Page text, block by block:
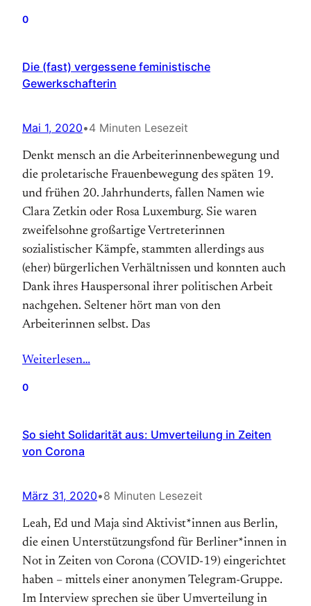
0
Die (fast) vergessene feministische
Gewerkschafterin
Mai 1, 2020•4 Minuten Lesezeit
Denkt mensch an die Arbeiterinnenbewegung und
die proletarische Frauenbewegung des späten 19.
und frühen 20. Jahrhunderts, fallen Namen wie
Clara Zetkin oder Rosa Luxemburg. Sie waren
zweifelsohne großartige Vertreterinnen
sozialistischer Kämpfe, stammten allerdings aus
(eher) bürgerlichen Verhältnissen und konnten auch
Dank ihres Hauspersonal ihrer politischen Arbeit
nachgehen. Seltener hört man von den
Arbeiterinnen selbst. Das
Weiterlesen…
0
So sieht Solidarität aus: Umverteilung in Zeiten
von Corona
März 31, 2020•8 Minuten Lesezeit
Leah, Ed und Maja sind Aktivist*innen aus Berlin,
die einen Unterstützungsfond für Berliner*innen in
Not in Zeiten von Corona (COVID-19) eingerichtet
haben – mittels einer anonymen Telegram-Gruppe.
Im Interview sprechen sie über Umverteilung in